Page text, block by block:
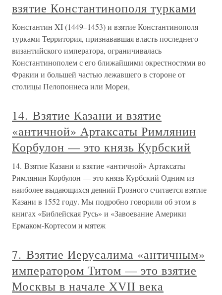
взятие Константинополя турками
Константин XI (1449–1453) и взятие Константинополя
турками Территория, признававшая власть последнего
византийского императора, ограничивалась
Константинополем с его ближайшими окрестностями во
Фракии и большей частью лежавшего в стороне от
столицы Пелопоннеса или Мореи,
14. Взятие Казани и взятие
«античной» Артаксаты Римлянин
Корбулон — это князь Курбский
14. Взятие Казани и взятие «античной» Артаксаты
Римлянин Корбулон — это князь Курбский Одним из
наиболее выдающихся деяний Грозного считается взятие
Казани в 1552 году. Мы подробно говорили об этом в
книгах «Библейская Русь» и «Завоевание Америки
Ермаком-Кортесом и мятеж
7. Взятие Иерусалима «античным»
императором Титом — это взятие
Москвы в начале XVII века